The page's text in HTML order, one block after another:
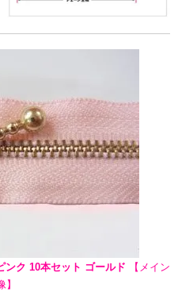
ク 10本セット ゴールド 【メイン
】